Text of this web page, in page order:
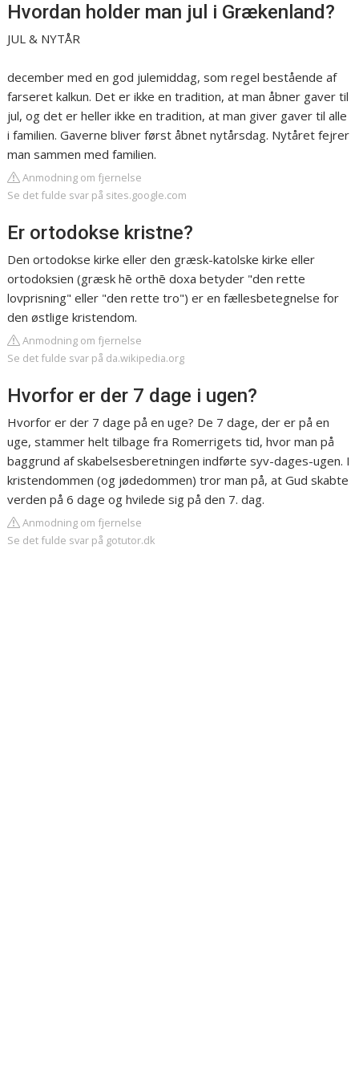
Hvordan holder man jul i Grækenland?
JUL & NYTÅR
december med en god julemiddag, som regel bestående af
farseret kalkun. Det er ikke en tradition, at man åbner gaver til
jul, og det er heller ikke en tradition, at man giver gaver til alle
i familien. Gaverne bliver først åbnet nytårsdag. Nytåret fejrer
man sammen med familien.
Anmodning om fjernelse
Se det fulde svar på sites.google.com
Er ortodokse kristne?
Den ortodokse kirke eller den græsk-katolske kirke eller
ortodoksien (græsk hē orthē doxa betyder "den rette
lovprisning" eller "den rette tro") er en fællesbetegnelse for
den østlige kristendom.
Anmodning om fjernelse
Se det fulde svar på da.wikipedia.org
Hvorfor er der 7 dage i ugen?
Hvorfor er der 7 dage på en uge? De 7 dage, der er på en
uge, stammer helt tilbage fra Romerrigets tid, hvor man på
baggrund af skabelsesberetningen indførte syv-dages-ugen. I
kristendommen (og jødedommen) tror man på, at Gud skabte
verden på 6 dage og hvilede sig på den 7. dag.
Anmodning om fjernelse
Se det fulde svar på gotutor.dk